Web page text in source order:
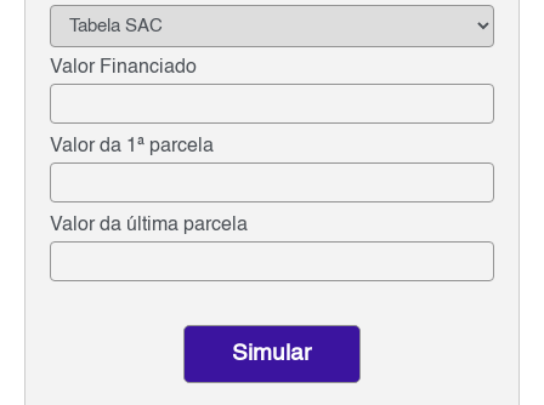
Valor Financiado
Valor da 1ª parcela
Valor da última parcela
Simular